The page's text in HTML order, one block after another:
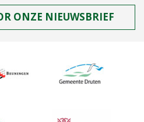
ONZE NIEUWSBRIEF